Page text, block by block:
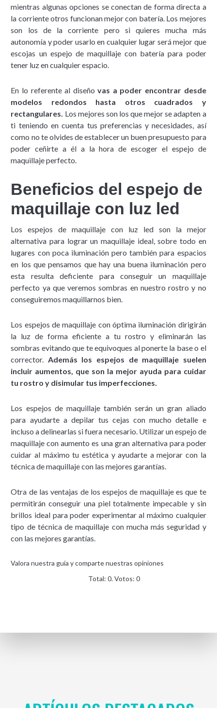
mientras algunas opciones se conectan de forma directa a
la corriente otros funcionan mejor con batería. Los mejores
son los de la corriente pero si quieres mucha más
autonomía y poder usarlo en cualquier lugar será mejor que
escojas un espejo de maquillaje con batería para poder
tener luz en cualquier espacio.
En lo referente al diseño vas a poder encontrar desde
modelos redondos hasta otros cuadrados y
rectangulares. Los mejores son los que mejor se adapten a
ti teniendo en cuenta tus preferencias y necesidades, así
como no te olvides de establecer un buen presupuesto para
poder ceñirte a él a la hora de escoger el espejo de
maquillaje perfecto.
Beneficios del espejo de
maquillaje con luz led
Los espejos de maquillaje con luz led son la mejor
alternativa para lograr un maquillaje ideal, sobre todo en
lugares con poca iluminación pero también para espacios
en los que pensamos que hay una buena iluminación pero
esta resulta deficiente para conseguir un maquillaje
perfecto ya que veremos sombras en nuestro rostro y no
conseguiremos maquillarnos bien.
Los espejos de maquillaje con óptima iluminación dirigirán
la luz de forma eficiente a tu rostro y eliminarán las
sombras evitando que te equivoques al ponerte la base o el
corrector. Además los espejos de maquillaje suelen
incluir aumentos, que son la mejor ayuda para cuidar
tu rostro y disimular tus imperfecciones.
Los espejos de maquillaje también serán un gran aliado
para ayudarte a depilar tus cejas con mucho detalle e
incluso a delinearlas si fuera necesario. Utilizar un espejo de
maquillaje con aumento es una gran alternativa para poder
cuidar al máximo tu estética y ayudarte a mejorar con la
técnica de maquillaje con las mejores garantías.
Otra de las ventajas de los espejos de maquillaje es que te
permitirán conseguir una piel totalmente impecable y sin
brillos ideal para poder experimentar al máximo cualquier
tipo de técnica de maquillaje con mucha más seguridad y
con las mejores garantías.
Valora nuestra guía y comparte nuestras opiniones
Total:0. Votos:0